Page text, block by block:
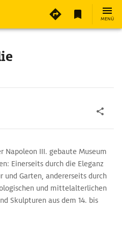
MENÜ
Napoleon III. gebaute Museum
Einerseits durch die Eleganz
Garten, andererseits durch
und mittelalterlichen
Skulpturen aus dem 14. bis